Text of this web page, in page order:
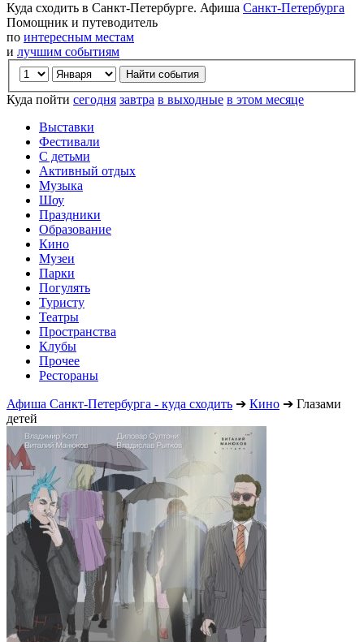
Куда сходить в Санкт-Петербурге. Афиша Санкт-Петербурга
Помощник и путеводитель
по интересным местам
и лучшим событиям
Куда пойти сегодня завтра в выходные в этом месяце
Выставки
Фестивали
С детьми
Активный отдых
Музыка
Шоу
Праздники
Образование
Кино
Музеи
Парки
Погулять
Туристу
Театры
Пространства
Клубы
Прочее
Рестораны
Афиша Санкт-Петербурга - куда сходить ➔ Кино ➔ Глазами
детей